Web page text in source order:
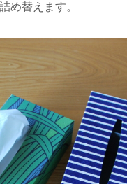
め替えます。